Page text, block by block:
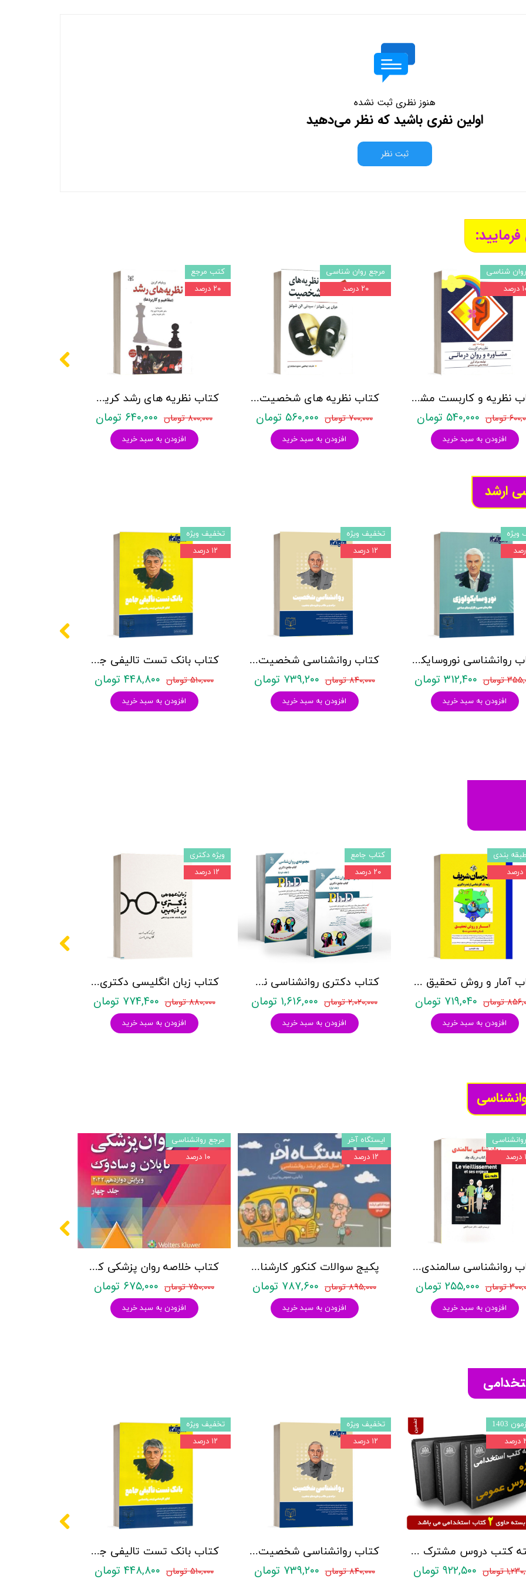
هنوز نظری ثبت نشده
اولین نفری باشید که نظر می‌دهید
ثبت نظر
کتاب نظریه های رشد کرین (مفاهیم و کاربردها) - کرین - نشر رشد
۸۰۰,۰۰۰ تومان ۶۴۰,۰۰۰ تومان
افزودن به سبد خرید
کتب مرجع
۲۰ درصد
کتاب نظریه های شخصیت - شولتز - نشر ویرایش
۷۰۰,۰۰۰ تومان ۵۶۰,۰۰۰ تومان
افزودن به سبد خرید
مرجع روان شناسی
۲۰ درصد
کتاب نظریه و کاربست مشاوره و روان درمانی - کری - نشر ارسباران
تومان ۵۴۰,۰۰۰ تومان
افزودن به سبد خرید
شناسی
کتاب بانک تست تالیفی جامع روان آموز
۵۱۰,۰۰۰ تومان ۴۴۸,۸۰۰ تومان
افزودن به سبد خرید
تخفیف ویژه
۱۲ درصد
کتاب روانشناسی شخصیت نشر روان آموز زهرا ساعدی
۸۴۰,۰۰۰ تومان ۷۳۹,۲۰۰ تومان
افزودن به سبد خرید
تخفیف ویژه
۱۲ درصد
کتاب روانشناسی نوروسایکولوژی نشر روان آموز حمیده نامداری
تومان ۳۱۲,۴۰۰ تومان
افزودن به سبد خرید
ویژه
ارشد
کتاب زبان انگلیسی دکتری زیر ذره بین هادی جهانشاهی
۸۸۰,۰۰۰ تومان ۷۷۴,۴۰۰ تومان
افزودن به سبد خرید
ویژه دکتری
۱۲ درصد
کتاب دکتری روانشناسی نشر آراه - دو جلدی
۲,۰۲۰,۰۰۰ تومان ۱,۶۱۶,۰۰۰ تومان
افزودن به سبد خرید
کتاب جامع
۲۰ درصد
کتاب آمار و روش تحقیق مدرسان شریف
تومان ۷۱۹,۰۴۰ تومان
افزودن به سبد خرید
بندی
کتاب خلاصه روان پزشکی کاپلان و سادوک ویراست دوازدهم 2022 - جلد4- بنجامین جیمز سادوک ، ویرجینیا آلکوت سادوک ، پدرو روئیز - نشر ارجمند
۷۵۰,۰۰۰ تومان ۶۷۵,۰۰۰ تومان
افزودن به سبد خرید
مرجع روانشناسی
۱۰ درصد
پکیج سوالات کنکور کارشناسی ارشد روانشناسی (بالینی، عمومی و تربیتی) با پاسخنامه تشریحی روان آموز
۸۹۵,۰۰۰ تومان ۷۸۷,۶۰۰ تومان
افزودن به سبد خرید
ایستگاه آخر
۱۲ درصد
کتاب روانشناسی سالمندی - (2 كتاب در 1 جلد) - حمزه گنجی - نشر ساوالان
تومان ۲۵۵,۰۰۰ تومان
افزودن به سبد خرید
کتاب بانک تست تالیفی جامع روان آموز
۵۱۰,۰۰۰ تومان ۴۴۸,۸۰۰ تومان
تخفیف ویژه
۱۲ درصد
کتاب روانشناسی شخصیت نشر روان آموز زهرا ساعدی
۸۴۰,۰۰۰ تومان ۷۳۹,۲۰۰ تومان
تخفیف ویژه
۱۲ درصد
بسته کتب دروس مشترک عمومی اختصاصی آزمون استخدامی آموزش و پرورش نشر چهارخونه
تومان ۹۲۲,۵۰۰ تومان
1403